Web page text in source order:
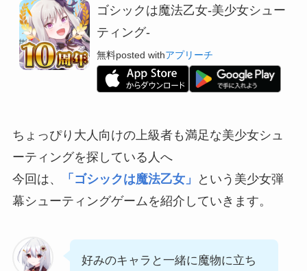
ゴシックは魔法乙女-美少女シュー
ティング-
無料posted withアプリーチ
ちょっぴり大人向けの上級者も満足な美少女シュ
ーティングを探している人へ
今回は、
「ゴシックは魔法乙女」
という美少女弾
幕シューティングゲームを紹介していきます。
好みのキャラと一緒に魔物に立ち